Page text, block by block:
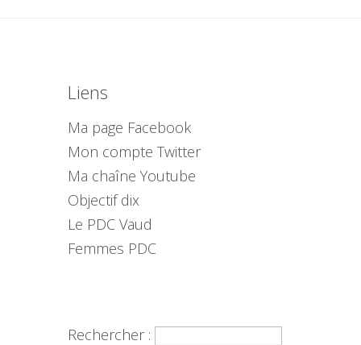
Liens
Ma page Facebook
Mon compte Twitter
Ma chaîne Youtube
Objectif dix
Le PDC Vaud
Femmes PDC
Rechercher :